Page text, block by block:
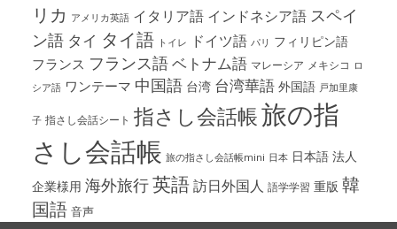
リカ アメリカ英語 イタリア語 インドネシア語 スペイ
ン語 タイ タイ語 トイレ ドイツ語 パリ フィリピン語
フランス フランス語ベトナム語 マレーシア メキシコ ロ
シア語 ワンテーマ 中国語 台湾 台湾華語 外国語 戸加里康
子 指さし会話シート 指さし会話帳旅の指
さし会話帳 旅の指さし会話帳mini 日本 日本語 法人
企業様用 海外旅行英語訪日外国人 語学学習 重版 韓
国語 音声